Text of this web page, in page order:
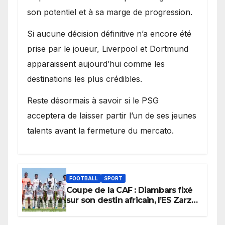
son potentiel et à sa marge de progression.
Si aucune décision définitive n’a encore été
prise par le joueur, Liverpool et Dortmund
apparaissent aujourd’hui comme les
destinations les plus crédibles.
Reste désormais à savoir si le PSG
acceptera de laisser partir l’un de ses jeunes
talents avant la fermeture du mercato.
FOOTBALL SPORT
Coupe de la CAF : Diambars fixé
sur son destin africain, l’ES Zarzis